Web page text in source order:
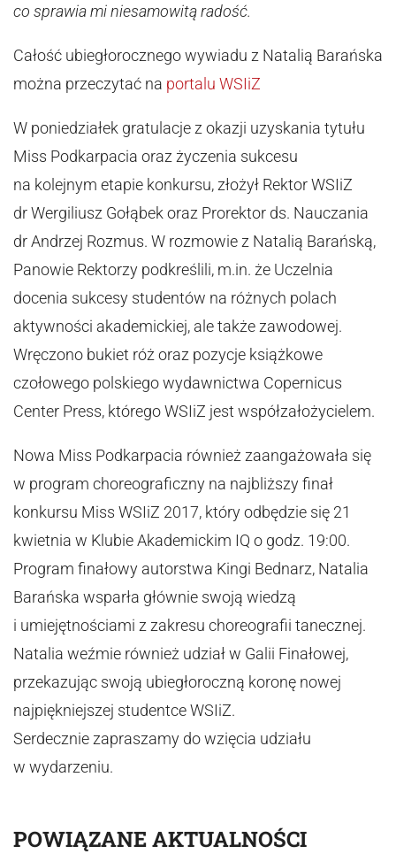
co sprawia mi niesamowitą radość.
Całość ubiegłorocznego wywiadu z Natalią Barańska
można przeczytać na portalu WSIiZ
W poniedziałek gratulacje z okazji uzyskania tytułu
Miss Podkarpacia oraz życzenia sukcesu
na kolejnym etapie konkursu, złożył Rektor WSIiZ
dr Wergiliusz Gołąbek oraz Prorektor ds. Nauczania
dr Andrzej Rozmus. W rozmowie z Natalią Barańską,
Panowie Rektorzy podkreślili, m.in. że Uczelnia
docenia sukcesy studentów na różnych polach
aktywności akademickiej, ale także zawodowej.
Wręczono bukiet róż oraz pozycje książkowe
czołowego polskiego wydawnictwa Copernicus
Center Press, którego WSIiZ jest współzałożycielem.
Nowa Miss Podkarpacia również zaangażowała się
w program choreograficzny na najbliższy finał
konkursu Miss WSIiZ 2017, który odbędzie się 21
kwietnia w Klubie Akademickim IQ o godz. 19:00.
Program finałowy autorstwa Kingi Bednarz, Natalia
Barańska wsparła głównie swoją wiedzą
i umiejętnościami z zakresu choreografii tanecznej.
Natalia weźmie również udział w Galii Finałowej,
przekazując swoją ubiegłoroczną koronę nowej
najpiękniejszej studentce WSIiZ.
Serdecznie zapraszamy do wzięcia udziału
w wydarzeniu.
POWIĄZANE AKTUALNOŚCI